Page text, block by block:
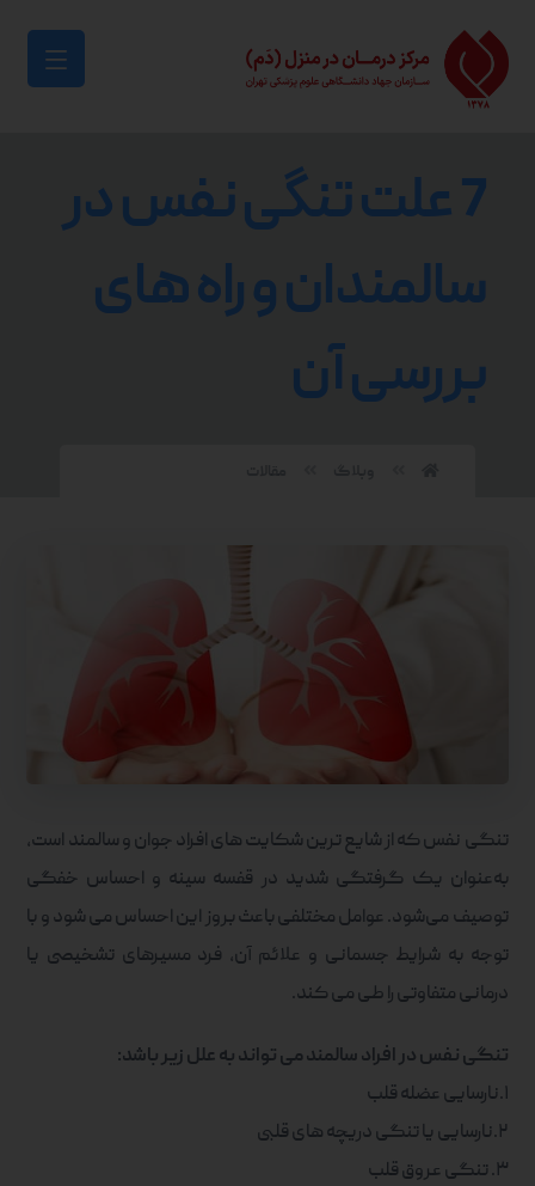
7 علت تنگی نفس در
سالمندان و راه های
بررسی آن
مقالات
تنگی نفس که از شایع ترین شکایت های افراد جوان و سالمند است،
به‌عنوان یک گرفتگی شدید در قفسه سینه و احساس خفگی
توصیف می‌شود. عوامل مختلفی باعث بروز این احساس می شود و با
توجه به شرایط جسمانی و علائم آن، فرد مسیرهای تشخیصی یا
درمانی متفاوتی را طی می کند.
تنگی نفس در افراد سالمند می تواند به علل زیر باشد:
۱.نارسایی عضله قلب
۲.نارسایی یا تنگی دریچه های قلبی
۳. تنگی عروق قلب